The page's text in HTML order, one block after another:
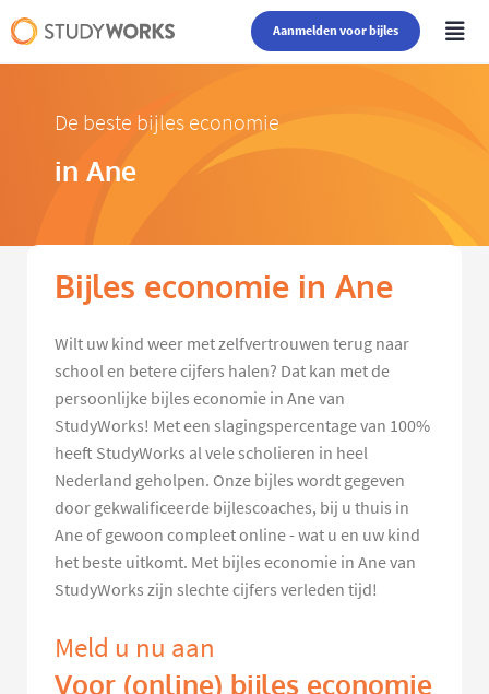
Aanmelden voor bijles
De beste bijles economie
in Ane
Bijles economie in Ane
Wilt uw kind weer met zelfvertrouwen terug naar
school en betere cijfers halen? Dat kan met de
persoonlijke bijles economie in Ane van
StudyWorks! Met een slagingspercentage van 100%
heeft StudyWorks al vele scholieren in heel
Nederland geholpen. Onze bijles wordt gegeven
door gekwalificeerde bijlescoaches, bij u thuis in
Ane of gewoon compleet online - wat u en uw kind
het beste uitkomt. Met bijles economie in Ane van
StudyWorks zijn slechte cijfers verleden tijd!
Meld u nu aan
Voor (online) bijles economie